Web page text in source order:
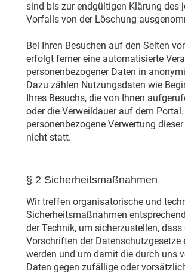
sind bis zur endgültigen Klärung des
Vorfalls von der Löschung
Bei Ihren Besuchen auf den Seiten
erfolgt ferner eine automatisierte
personenbezogener Daten in
Dazu zählen Nutzungsdaten wie
Ihres Besuchs, die von Ihnen
oder die Verweildauer auf dem Portal.
personenbezogene Verwertung
nicht statt.
§ 2 Sicherheitsmaßnahmen
Wir treffen organisatorische und
Sicherheitsmaßnahmen
der Technik, um sicherzustellen, dass
Vorschriften der Datenschutzgesetze
werden und um damit die durch uns
Daten gegen zufällige oder